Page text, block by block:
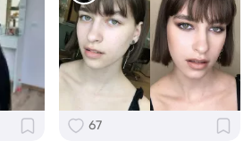
67